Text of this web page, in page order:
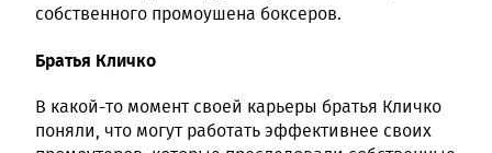
собственного промоушена боксеров.
Братья Кличко
В какой-то момент своей карьеры братья Кличко
поняли, что могут работать эффективнее своих